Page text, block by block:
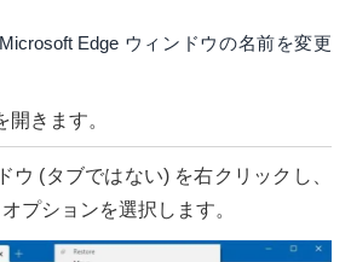
Edge ウィンドウの名前を変更
開きます。
ウ (タブではない) を右クリックし、
プションを選択します。